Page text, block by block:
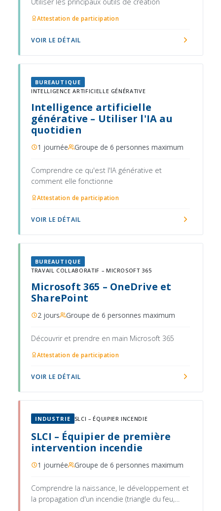
Attestation de participation
VOIR LE DÉTAIL
BUREAUTIQUE
INTELLIGENCE ARTIFICIELLE GÉNÉRATIVE
Intelligence artificielle
générative – Utiliser l'IA au
quotidien
1 journée Groupe de 6 personnes maximum
Comprendre ce qu'est l'IA générative et
comment elle fonctionne
Attestation de participation
VOIR LE DÉTAIL
BUREAUTIQUE
TRAVAIL COLLABORATIF – MICROSOFT 365
Microsoft 365 – OneDrive et
SharePoint
2 jours Groupe de 6 personnes maximum
Découvrir et prendre en main Microsoft 365
Attestation de participation
VOIR LE DÉTAIL
INDUSTRIE SLCI – ÉQUIPIER INCENDIE
SLCI – Équipier de première
intervention incendie
1 journée Groupe de 6 personnes maximum
Comprendre la naissance, le développement et
la propagation d'un incendie (triangle du feu,